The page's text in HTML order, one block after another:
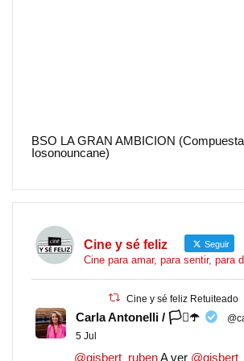
BSO LA GRAN AMBICION
Iosonouncane)
Cine y sé feliz Seguir
Cine para amar, para sentir, para
Cine y sé feliz Retuiteado
Carla Antonelli / 🏳️‍⚧️☂️
5 Jul
@gisbert_rubenA ver